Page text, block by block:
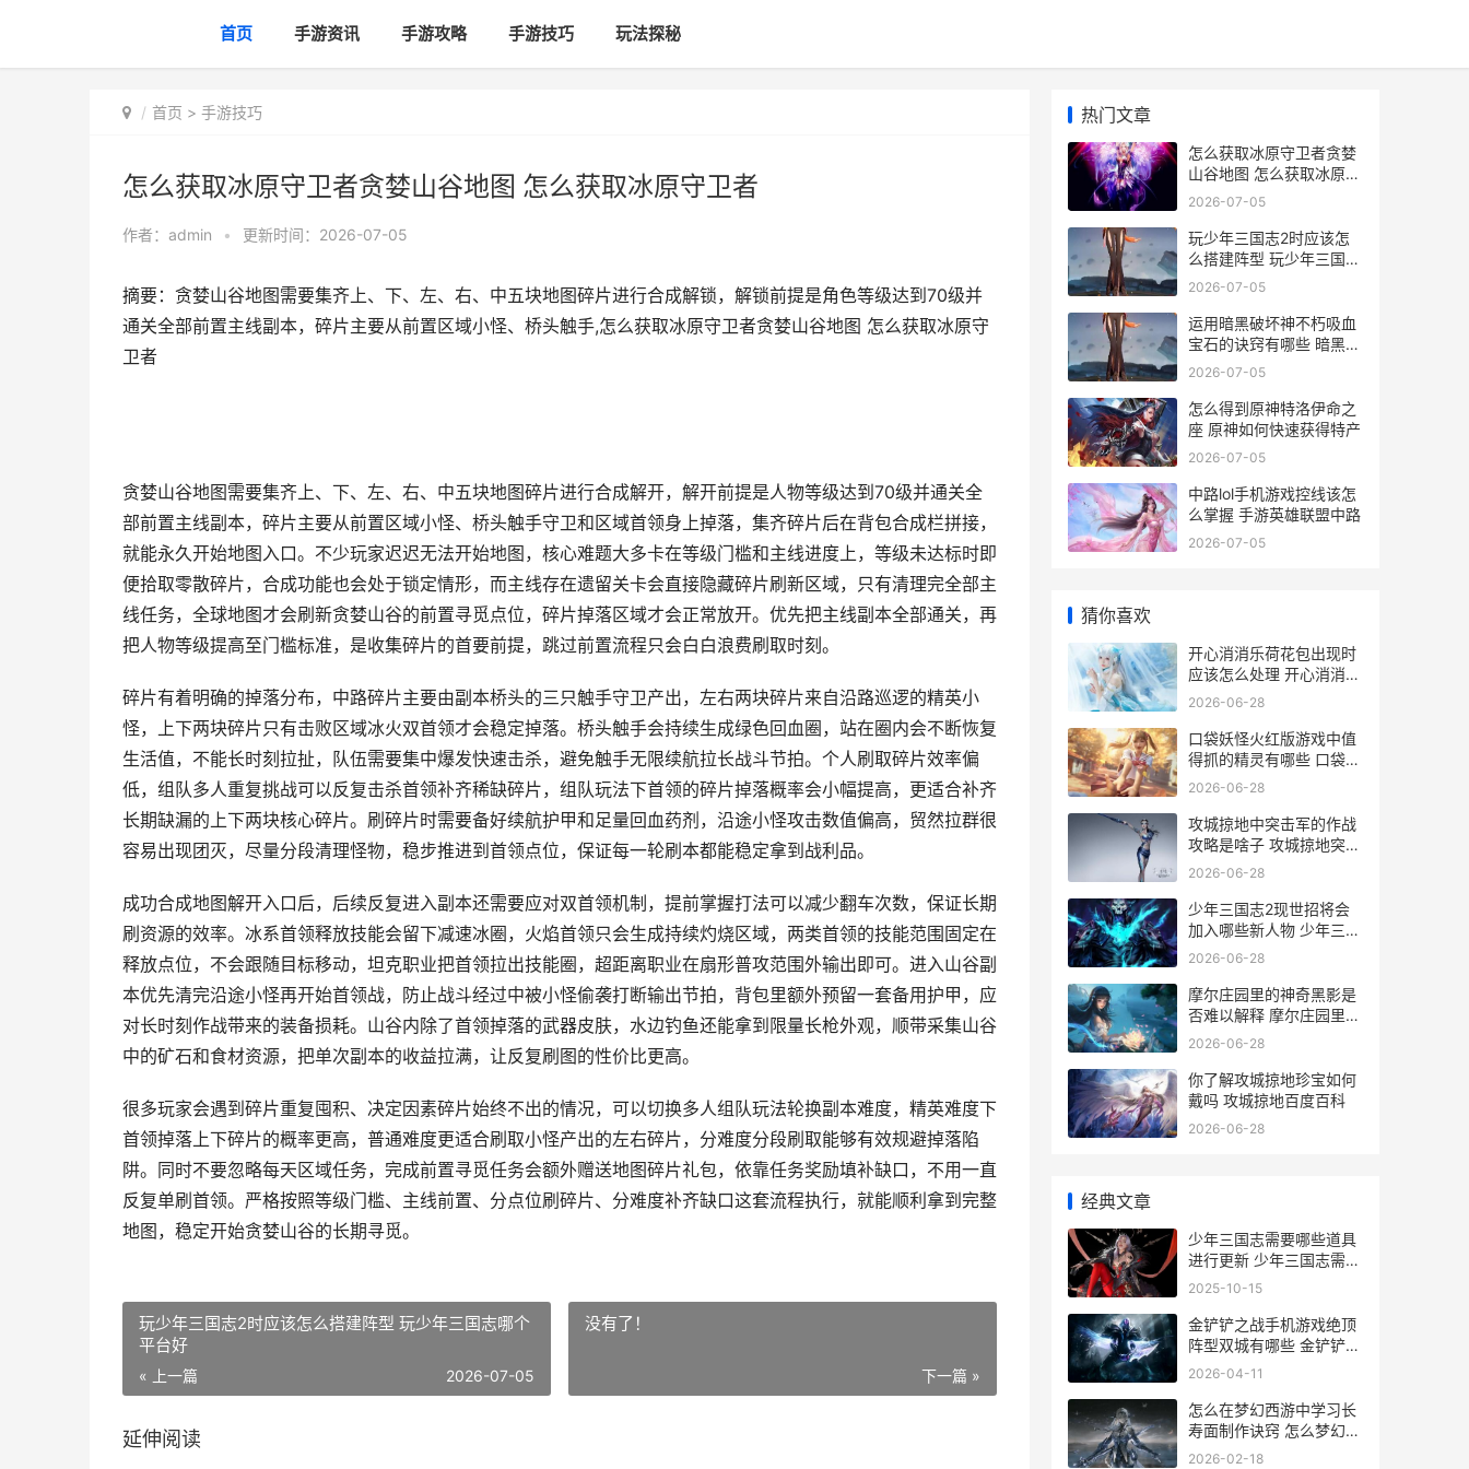
首页 手游资讯 手游攻略 手游技巧 玩法探秘
首页 > 手游技巧
怎么获取冰原守卫者贪婪山谷地图 怎么获取冰原守卫者
作者： admin • 更新时间：2026-07-05
摘要：贪婪山谷地图需要集齐上、下、左、右、中五块地图碎片进行合成解锁，解锁前提是角色等级达到70级并
通关全部前置主线副本，碎片主要从前置区域小怪、桥头触手,怎么获取冰原守卫者贪婪山谷地图 怎么获取冰原守
卫者
贪婪山谷地图需要集齐上、下、左、右、中五块地图碎片进行合成解开，解开前提是人物等级达到70级并通关全
部前置主线副本，碎片主要从前置区域小怪、桥头触手守卫和区域首领身上掉落，集齐碎片后在背包合成栏拼接，
就能永久开始地图入口。不少玩家迟迟无法开始地图，核心难题大多卡在等级门槛和主线进度上，等级未达标时即
便拾取零散碎片，合成功能也会处于锁定情形，而主线存在遗留关卡会直接隐藏碎片刷新区域，只有清理完全部主
线任务，全球地图才会刷新贪婪山谷的前置寻觅点位，碎片掉落区域才会正常放开。优先把主线副本全部通关，再
把人物等级提高至门槛标准，是收集碎片的首要前提，跳过前置流程只会白白浪费刷取时刻。
碎片有着明确的掉落分布，中路碎片主要由副本桥头的三只触手守卫产出，左右两块碎片来自沿路巡逻的精英小
怪，上下两块碎片只有击败区域冰火双首领才会稳定掉落。桥头触手会持续生成绿色回血圈，站在圈内会不断恢复
生活值，不能长时刻拉扯，队伍需要集中爆发快速击杀，避免触手无限续航拉长战斗节拍。个人刷取碎片效率偏
低，组队多人重复挑战可以反复击杀首领补齐稀缺碎片，组队玩法下首领的碎片掉落概率会小幅提高，更适合补齐
长期缺漏的上下两块核心碎片。刷碎片时需要备好续航护甲和足量回血药剂，沿途小怪攻击数值偏高，贸然拉群很
容易出现团灭，尽量分段清理怪物，稳步推进到首领点位，保证每一轮刷本都能稳定拿到战利品。
成功合成地图解开入口后，后续反复进入副本还需要应对双首领机制，提前掌握打法可以减少翻车次数，保证长期
刷资源的效率。冰系首领释放技能会留下减速冰圈，火焰首领只会生成持续灼烧区域，两类首领的技能范围固定在
释放点位，不会跟随目标移动，坦克职业把首领拉出技能圈，超距离职业在扇形普攻范围外输出即可。进入山谷副
本优先清完沿途小怪再开始首领战，防止战斗经过中被小怪偷袭打断输出节拍，背包里额外预留一套备用护甲，应
对长时刻作战带来的装备损耗。山谷内除了首领掉落的武器皮肤，水边钓鱼还能拿到限量长枪外观，顺带采集山谷
中的矿石和食材资源，把单次副本的收益拉满，让反复刷图的性价比更高。
很多玩家会遇到碎片重复囤积、决定因素碎片始终不出的情况，可以切换多人组队玩法轮换副本难度，精英难度下
首领掉落上下碎片的概率更高，普通难度更适合刷取小怪产出的左右碎片，分难度分段刷取能够有效规避掉落陷
阱。同时不要忽略每天区域任务，完成前置寻觅任务会额外赠送地图碎片礼包，依靠任务奖励填补缺口，不用一直
反复单刷首领。严格按照等级门槛、主线前置、分点位刷碎片、分难度补齐缺口这套流程执行，就能顺利拿到完整
地图，稳定开始贪婪山谷的长期寻觅。
玩少年三国志2时应该怎么搭建阵型 玩少年三国志哪个
平台好
« 上一篇 2026-07-05
没有了！
下一篇 »
延伸阅读
热门文章
怎么获取冰原守卫者贪婪
山谷地图 怎么获取冰原守
卫者
2026-07-05
玩少年三国志2时应该怎
么搭建阵型 玩少年三国志
哪个平台好
2026-07-05
运用暗黑破坏神不朽吸血
宝石的诀窍有哪些 暗黑破
坏神ui
2026-07-05
怎么得到原神特洛伊命之
座 原神如何快速获得特产
2026-07-05
中路lol手机游戏控线该怎
么掌握 手游英雄联盟中路
2026-07-05
猜你喜欢
开心消消乐荷花包出现时
应该怎么处理 开心消消乐
荷花关卡有哪些
2026-06-28
口袋妖怪火红版游戏中值
得抓的精灵有哪些 口袋妖
怪火红版一字斩怎么获得
2026-06-28
攻城掠地中突击军的作战
攻略是啥子 攻城掠地突击
军怎么获得
2026-06-28
少年三国志2现世招将会
加入哪些新人物 少年三国
志2现在都能从哪下
2026-06-28
摩尔庄园里的神奇黑影是
否难以解释 摩尔庄园里的
神兽是什么
2026-06-28
你了解攻城掠地珍宝如何
戴吗 攻城掠地百度百科
2026-06-28
经典文章
少年三国志需要哪些道具
进行更新 少年三国志需要
经常充值吗
2025-10-15
金铲铲之战手机游戏绝顶
阵型双城有哪些 金铲铲之
战手机和电脑可以一起玩
2026-04-11
怎么在梦幻西游中学习长
寿面制作诀窍 怎么梦幻西
游大雁塔刷不出装备了
2026-02-18